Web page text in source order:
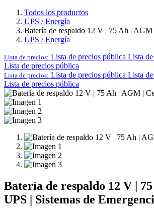
Todos los productos
UPS / Energía
Batería de respaldo 12 V | 75 Ah |
UPS / Energía
Lista de precios: Lista de precios pública Lista
Lista de precios pública
Lista de precios: Lista de precios pública Lista
Lista de precios pública
Batería de respaldo 12 V |
UPS | Sistemas de